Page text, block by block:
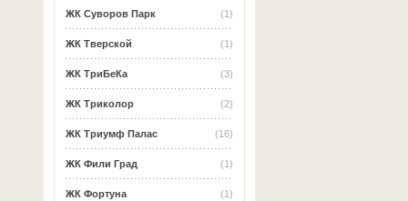
(1)
ЖК Суворов Парк
(1)
ЖК Тверской
(3)
ЖК ТриБеКа
(2)
ЖК Триколор
(16)
ЖК Триумф Палас
(1)
ЖК Фили Град
(1)
ЖК Фортуна